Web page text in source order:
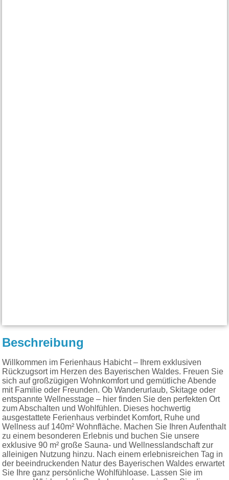
Beschreibung
Willkommen im Ferienhaus Habicht – Ihrem exklusiven
Rückzugsort im Herzen des Bayerischen Waldes. Freuen Sie
sich auf großzügigen Wohnkomfort und gemütliche Abende
mit Familie oder Freunden. Ob Wanderurlaub, Skitage oder
entspannte Wellnesstage – hier finden Sie den perfekten Ort
zum Abschalten und Wohlfühlen. Dieses hochwertig
ausgestattete Ferienhaus verbindet Komfort, Ruhe und
Wellness auf 140m² Wohnfläche. Machen Sie Ihren Aufenthalt
zu einem besonderen Erlebnis und buchen Sie unsere
exklusive 90 m² große Sauna- und Wellnesslandschaft zur
alleinigen Nutzung hinzu. Nach einem erlebnisreichen Tag in
der beeindruckenden Natur des Bayerischen Waldes erwartet
Sie Ihre ganz persönliche Wohlfühloase. Lassen Sie im